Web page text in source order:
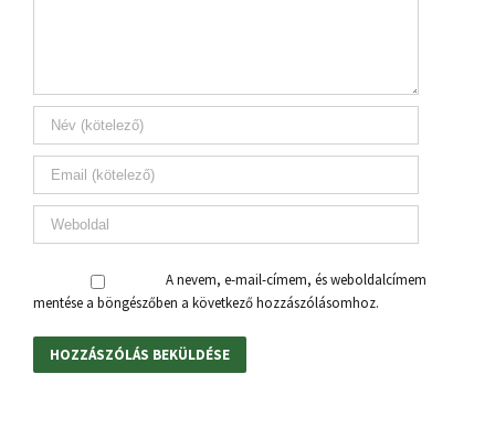
A nevem, e-mail-címem, és weboldalcímem
mentése a böngészőben a következő hozzászólásomhoz.